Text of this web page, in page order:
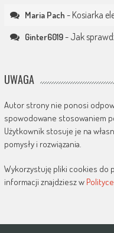
Maria Pach - Kosiarka
Ginter6019- Jak
UWAGA
Autor strony nie ponosi
spowodowane stosowaniem
Użytkownik stosuje je na
pomysły i rozwiązania.
Wykorzystuję pliki cookies do
informacji znajdziesz w